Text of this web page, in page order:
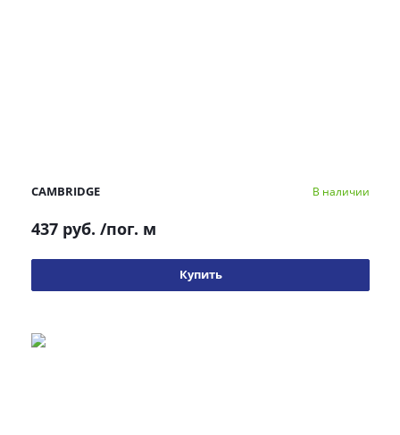
CAMBRIDGE В наличии
437 руб. /пог. м
Купить